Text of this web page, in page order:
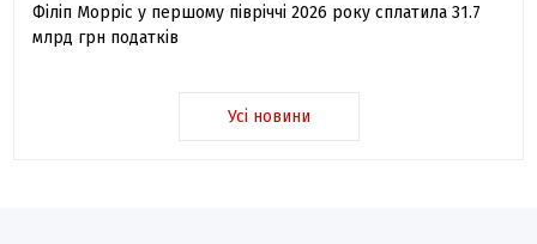
Філіп Морріс у першому півріччі 2026 року сплатила 31.7
млрд грн податків
Усі новини